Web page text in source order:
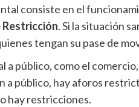
consiste en el
Restricción. Si la situación
tengan su pase de
a público, como el
a público, hay aforos
hay restricciones.